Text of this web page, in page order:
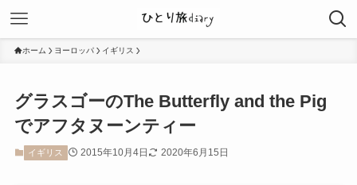
ホーム ヨーロッパ イギリス
グラスゴーのThe Butterfly and the Pig
でアフタヌーンティー
イギリス 2015年10月4日 2020年6月15日